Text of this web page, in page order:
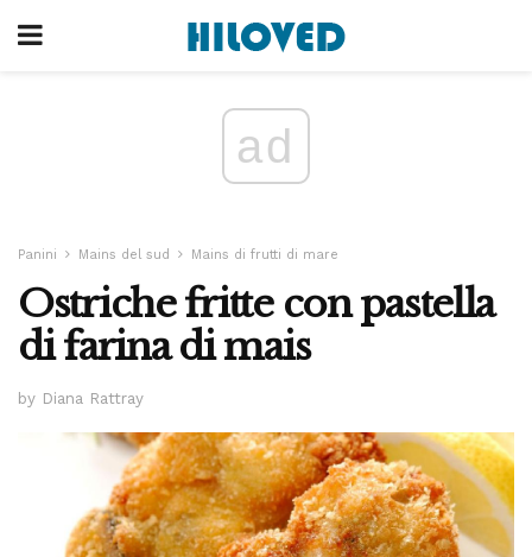
ad
Panini Mains del sud Mains di frutti di mare
Ostriche fritte con pastella
di farina di mais
by Diana Rattray